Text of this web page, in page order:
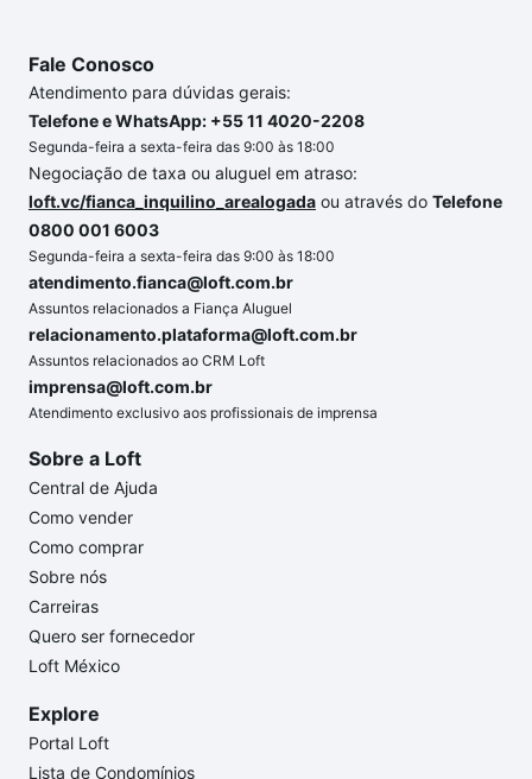
Fale Conosco
Atendimento para dúvidas gerais:
Telefone e WhatsApp: +55 11 4020-2208
Segunda-feira a sexta-feira das 9:00 às 18:00
Negociação de taxa ou aluguel em atraso:
loft.vc/fianca_inquilino_arealogada ou através do Telefone
0800 001 6003
Segunda-feira a sexta-feira das 9:00 às 18:00
atendimento.fianca@loft.com.br
Assuntos relacionados a Fiança Aluguel
relacionamento.plataforma@loft.com.br
Assuntos relacionados ao CRM Loft
imprensa@loft.com.br
Atendimento exclusivo aos profissionais de imprensa
Sobre a Loft
Central de Ajuda
Como vender
Como comprar
Sobre nós
Carreiras
Quero ser fornecedor
Loft México
Explore
Portal Loft
Lista de Condomínios